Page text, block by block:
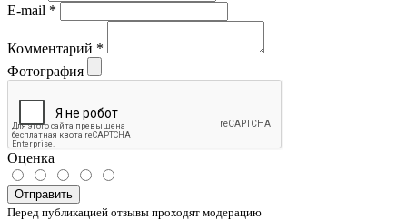
E-mail *
Комментарий *
Фотография
Оценка
Отправить
Перед публикацией отзывы проходят модерацию